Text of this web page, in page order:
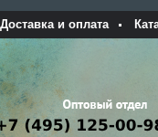
Доставка и оплата